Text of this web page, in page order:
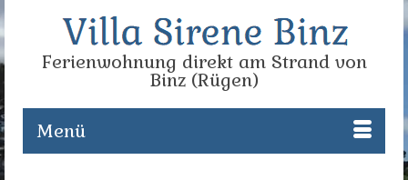
Ferienwohnung direkt am Strand von
Binz (Rügen)
Menü